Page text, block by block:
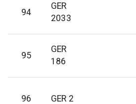
94
GER
2033
95
GER
186
96 GER 2